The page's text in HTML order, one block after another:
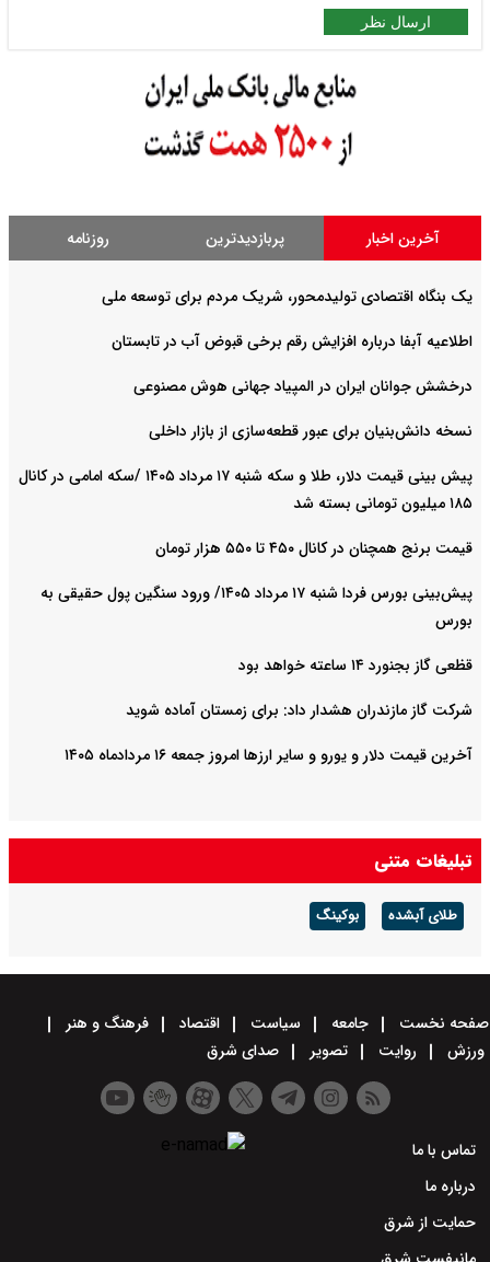
ارسال نظر
آخرین اخبار پربازدیدترین روزنامه
یک بنگاه اقتصادی تولیدمحور، شریک مردم برای توسعه ملی
اطلاعیه آبفا درباره افزایش رقم برخی قبوض آب در تابستان
درخشش جوانان ایران در المپیاد جهانی هوش مصنوعی
نسخه دانش‌بنیان برای عبور قطعه‌سازی از بازار داخلی
پیش ‌بینی قیمت دلار، طلا و سکه شنبه ۱۷ مرداد ۱۴۰۵ /سکه امامی در کانال
۱۸۵ میلیون تومانی بسته شد
قیمت برنج همچنان در کانال ۴۵۰ تا ۵۵۰ هزار تومان
پیش‌بینی بورس فردا شنبه ۱۷ مرداد ۱۴۰۵/ ورود سنگین پول حقیقی به
بورس
قظعی گاز بجنورد ۱۴ ساعته خواهد بود
شرکت گاز مازندران هشدار داد: برای زمستان آماده شوید
آخرین قیمت دلار و یورو و سایر ارزها امروز جمعه ۱۶ مردادماه ۱۴۰۵
تبلیغات متنی
طلای آبشده بوکینگ
صفحه نخست جامعه سیاست اقتصاد
فرهنگ و هنر
ورزش
روایت تصویر صدای شرق
تماس با ما
درباره ما
حمایت از شرق